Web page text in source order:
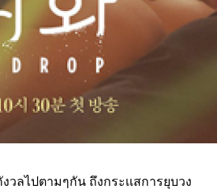
วลไปตามๆกัน ถึงกระเเสการยุบวง